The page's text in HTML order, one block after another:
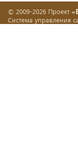
© 2009-2026 Проект
Система управления